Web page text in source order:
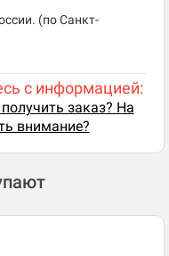
(по Санкт-
с информацией:
заказ? На
внимание?